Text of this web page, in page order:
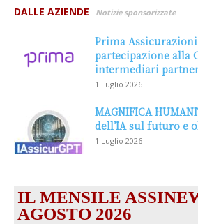
DALLE AZIENDE Notizie sponsorizzate
Prima
partecipazione alla
intermediari
1 Luglio 2026
MAGNIFICA
dell’IA sul futuro e
1 Luglio 2026
IL MENSILE
AGOSTO 2026